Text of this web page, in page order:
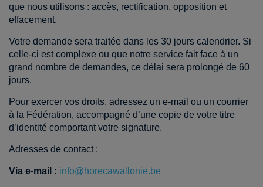
que nous utilisons : accès, rectification, opposition et
effacement.
Votre demande sera traitée dans les 30 jours calendrier. Si
celle-ci est complexe ou que notre service fait face à un
grand nombre de demandes, ce délai sera prolongé de 60
jours.
Pour exercer vos droits, adressez un e-mail ou un courrier
à la Fédération, accompagné d’une copie de votre titre
d’identité comportant votre signature.
Adresses de contact :
Via e-mail : info@horecawallonie.be